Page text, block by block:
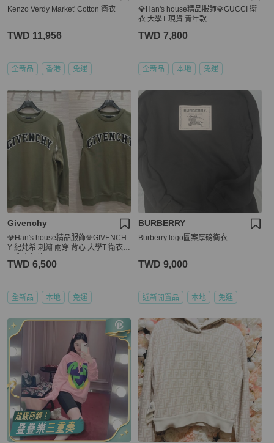
Kenzo Verdy Market' Cotton 衛衣
TWD 11,956
全新品 香港 免運
💎Han's house精品服飾💎GUCCI 衛
衣 大學T 現貨 青年款
TWD 7,800
全新品 本地 免運
Givenchy
💎Han's house精品服飾💎GIVENCH
Y 紀梵希 刺繡 兩穿 背心 大學T 衛衣
TWD 6,500
全新品 本地 免運
BURBERRY
Burberry logo圖案厚磅衛衣
TWD 9,000
近新閒置品 本地 免運